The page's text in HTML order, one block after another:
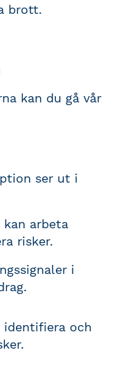
brott.
kan du gå vår
ser ut i
kan arbeta
risker.
i
identifiera och